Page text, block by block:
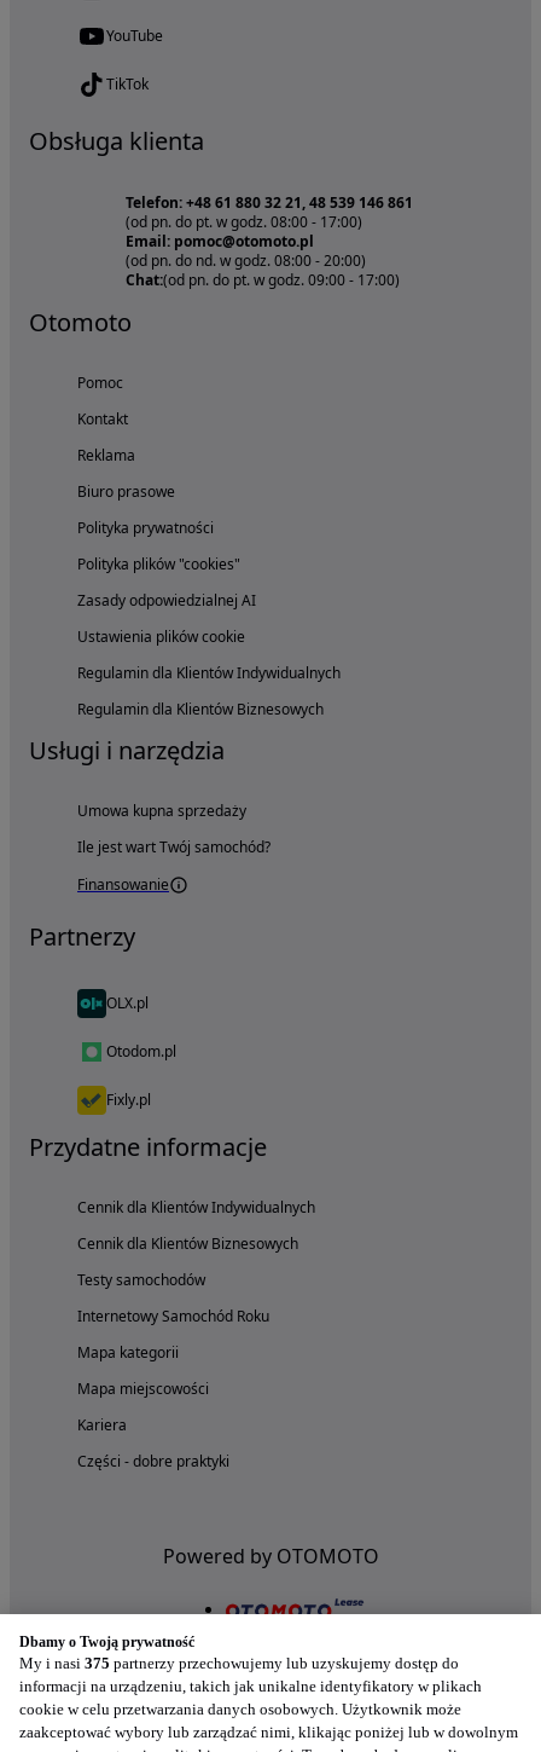
YouTube
TikTok
Obsługa klienta
Telefon: +48 61 880 32 21, 48 539 146 861
(od pn. do pt. w godz. 08:00 - 17:00)
Email: pomoc@otomoto.pl
(od pn. do nd. w godz. 08:00 - 20:00)
Chat:(od pn. do pt. w godz. 09:00 - 17:00)
Otomoto
Pomoc
Kontakt
Reklama
Biuro prasowe
Polityka prywatności
Polityka plików "cookies"
Zasady odpowiedzialnej AI
Ustawienia plików cookie
Regulamin dla Klientów Indywidualnych
Regulamin dla Klientów Biznesowych
Usługi i narzędzia
Umowa kupna sprzedaży
Ile jest wart Twój samochód?
Finansowanie
Partnerzy
OLX.pl
Otodom.pl
Fixly.pl
Przydatne informacje
Cennik dla Klientów Indywidualnych
Cennik dla Klientów Biznesowych
Testy samochodów
Internetowy Samochód Roku
Mapa kategorii
Mapa miejscowości
Kariera
Części - dobre praktyki
Powered by OTOMOTO
Dbamy o Twoją prywatność
My i nasi 375 partnerzy przechowujemy lub uzyskujemy dostęp do
informacji na urządzeniu, takich jak unikalne identyfikatory w plikach
cookie w celu przetwarzania danych osobowych. Użytkownik może
zaakceptować wybory lub zarządzać nimi, klikając poniżej lub w dowolnym